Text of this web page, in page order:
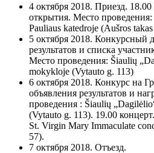
4 октября 2018. Приезд.
открытия. Место
Pauliaus katedroje (Aušros
5 октября 2018. Конкурсный
результатов и списка
Место проведения: Šiaulių
mokykloje (Vytauto g. 113)
6 октября 2018. Конкурс на
объявления результатов и
проведения : Šiaulių
(Vytauto g. 113). 19.00
St. Virgin Mary Immaculate
57).
7 октября 2018. Отъезд.